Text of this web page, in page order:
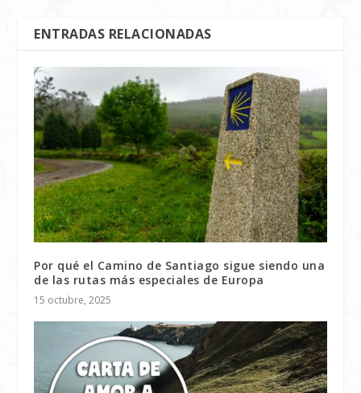
ENTRADAS RELACIONADAS
Por qué el Camino de Santiago sigue siendo una
de las rutas más especiales de Europa
15 octubre, 2025